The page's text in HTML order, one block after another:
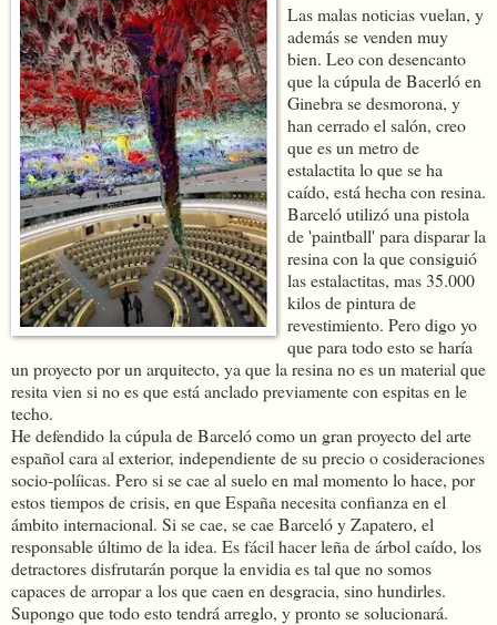
Las malas noticias vuelan, y
además se venden muy
bien. Leo con desencanto
que la cúpula de Bacerló en
Ginebra se desmorona, y
han cerrado el salón, creo
que es un metro de
estalactita lo que se ha
caído, está hecha con resina.
Barceló utilizó una pistola
de 'paintball' para disparar la
resina con la que consiguió
las estalactitas, mas 35.000
kilos de pintura de
revestimiento. Pero digo yo
que para todo esto se haría
un proyecto por un arquitecto, ya que la resina no es un material que
resita vien si no es que está anclado previamente con espitas en le
techo.
He defendido la cúpula de Barceló como un gran proyecto del arte
español cara al exterior, independiente de su precio o cosideraciones
socio-políicas. Pero si se cae al suelo en mal momento lo hace, por
estos tiempos de crisis, en que España necesita confianza en el
ámbito internacional. Si se cae, se cae Barceló y Zapatero, el
responsable último de la idea. Es fácil hacer leña de árbol caído, los
detractores disfrutarán porque la envidia es tal que no somos
capaces de arropar a los que caen en desgracia, sino hundirles.
Supongo que todo esto tendrá arreglo, y pronto se solucionará.